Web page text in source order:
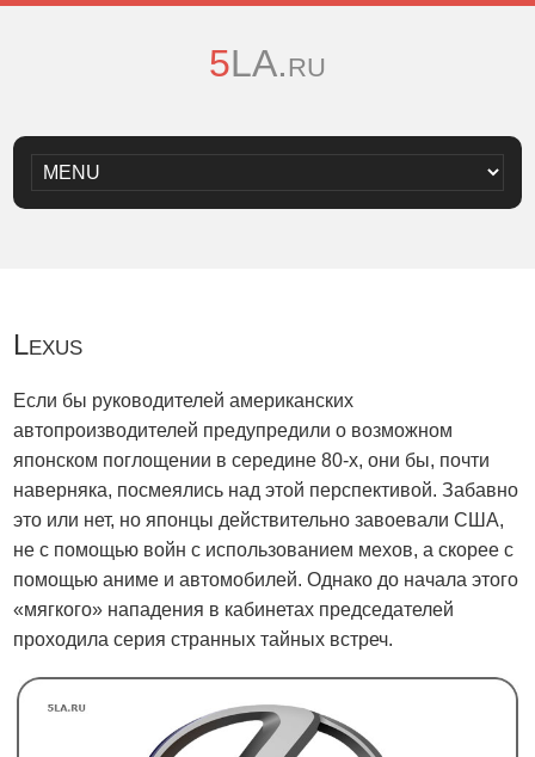
5LA.ru
Lexus
Если бы руководителей американских
автопроизводителей предупредили о возможном
японском поглощении в середине 80-х, они бы, почти
наверняка, посмеялись над этой перспективой. Забавно
это или нет, но японцы действительно завоевали США,
не с помощью войн с использованием мехов, а скорее с
помощью аниме и автомобилей. Однако до начала этого
«мягкого» нападения в кабинетах председателей
проходила серия странных тайных встреч.